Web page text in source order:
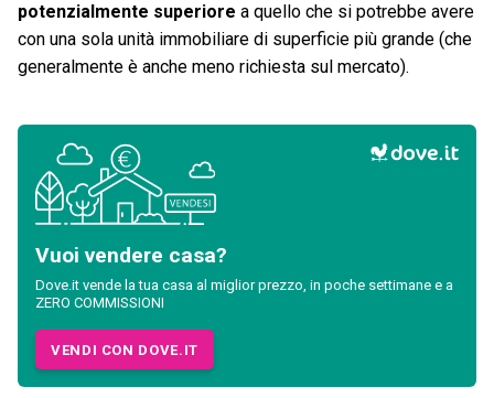
potenzialmente superiore a quello che si potrebbe avere
con una sola unità immobiliare di superficie più grande (che
generalmente è anche meno richiesta sul mercato).
Vuoi vendere casa?
Dove.it vende la tua casa al miglior prezzo, in poche settimane e a
ZERO COMMISSIONI
VENDI CON DOVE.IT